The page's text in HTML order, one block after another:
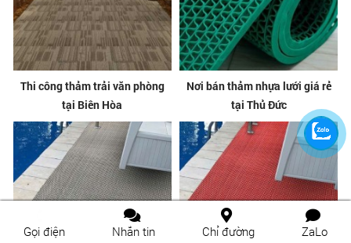
Thi công thảm trải văn phòng
tại Biên Hòa
Nơi bán thảm nhựa lưới giá rẻ
tại Thủ Đức
Gọi điện Nhắn tin Chỉ đường ZaLo